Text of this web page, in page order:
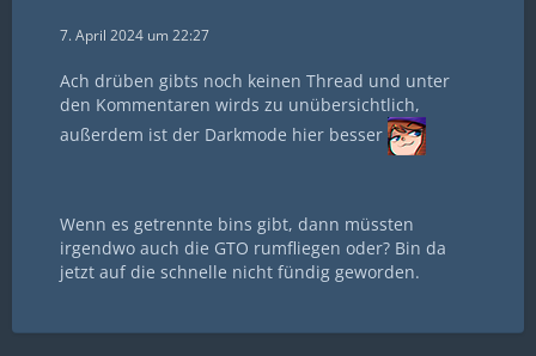
7. April 2024 um 22:27
Ach drüben gibts noch keinen Thread und unter
den Kommentaren wirds zu unübersichtlich,
außerdem ist der Darkmode hier besser
Wenn es getrennte bins gibt, dann müssten
irgendwo auch die GTO rumfliegen oder? Bin da
jetzt auf die schnelle nicht fündig geworden.